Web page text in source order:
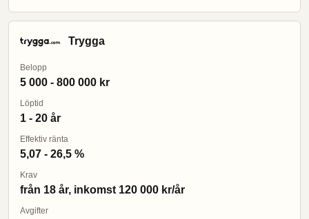
Trygga
Belopp
5 000 - 800 000 kr
Löptid
1 - 20 år
Effektiv ränta
5,07 - 26,5 %
Krav
från 18 år, inkomst 120 000 kr/år
Avgifter